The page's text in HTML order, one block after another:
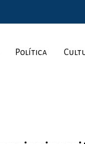
Política